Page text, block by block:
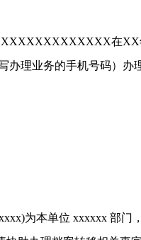
在
理业务的手机号码）办
为本单位 xxxxxx 部门